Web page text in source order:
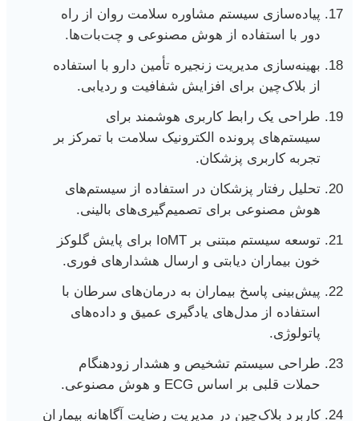
پیاده‌سازی سیستم مشاوره سلامت روان از راه
دور با استفاده از هوش مصنوعی و چت‌بات‌ها.
بهینه‌سازی مدیریت زنجیره تأمین دارو با استفاده
از بلاک‌چین برای افزایش شفافیت و ردیابی.
طراحی یک رابط کاربری هوشمند برای
سیستم‌های پرونده الکترونیک سلامت با تمرکز بر
تجربه کاربری پزشکان.
تحلیل رفتار پزشکان در استفاده از سیستم‌های
هوش مصنوعی برای تصمیم‌گیری‌های بالینی.
توسعه سیستم مبتنی بر IoMT برای پایش گلوکز
خون بیماران دیابتی و ارسال هشدارهای فوری.
پیش‌بینی پاسخ بیماران به درمان‌های سرطان با
استفاده از مدل‌های یادگیری عمیق و داده‌های
پاتولوژی.
طراحی سیستم تشخیص و هشدار زودهنگام
حملات قلبی بر اساس ECG و هوش مصنوعی.
کاربرد بلاک‌چین در مدیریت رضایت آگاهانه بیماران